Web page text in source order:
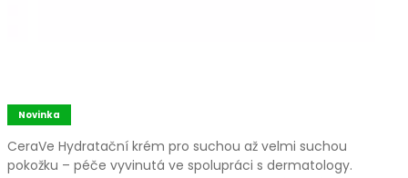
Novinka
CeraVe Hydratační krém pro suchou až velmi suchou
pokožku – péče vyvinutá ve spolupráci s dermatology.